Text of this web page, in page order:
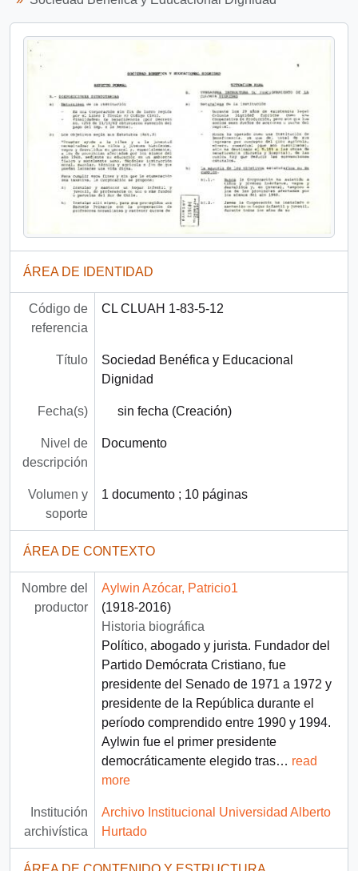
ÁREA DE IDENTIDAD
Código de
referencia
CL CLUAH 1-83-5-12
Título
Sociedad Benéfica y Educacional
Dignidad
Fecha(s) sin fecha (Creación)
Nivel de
descripción
Documento
Volumen y
soporte
1 documento ; 10 páginas
ÁREA DE CONTEXTO
Nombre del
productor
Aylwin Azócar, Patricio1
(1918-2016)
Historia biográfica
Político, abogado y jurista. Fundador del
Partido Demócrata Cristiano, fue
presidente del Senado de 1971 a 1972 y
presidente de la República durante el
período comprendido entre 1990 y 1994.
Aylwin fue el primer presidente
democráticamente elegido tras… read
more
Institución
archivística
Archivo Institucional Universidad Alberto
Hurtado